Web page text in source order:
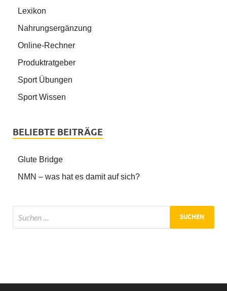
Lexikon
Nahrungsergänzung
Online-Rechner
Produktratgeber
Sport Übungen
Sport Wissen
BELIEBTE BEITRÄGE
Glute Bridge
NMN – was hat es damit auf sich?